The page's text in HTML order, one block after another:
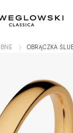
OBRĄCZKA